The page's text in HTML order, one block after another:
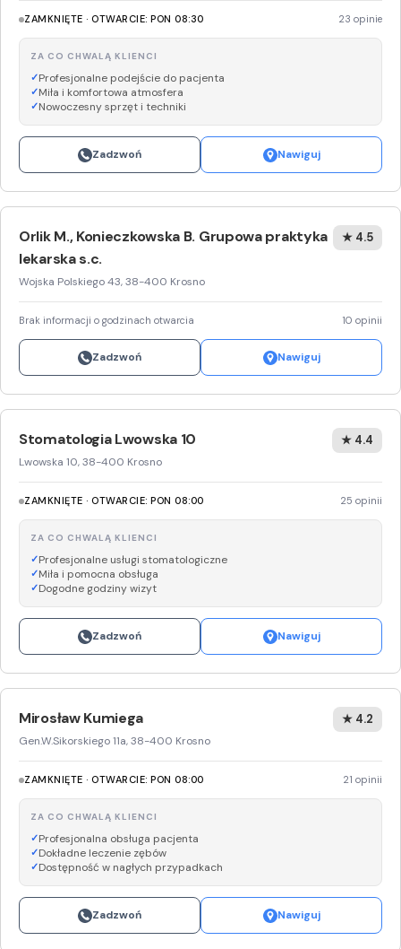
ZAMKNIĘTE · OTWARCIE: PON 08:30 23 opinie
ZA CO CHWALĄ KLIENCI
Profesjonalne podejście do pacjenta
Miła i komfortowa atmosfera
Nowoczesny sprzęt i techniki
Zadzwoń Nawiguj
Orlik M., Konieczkowska B. Grupowa praktyka
lekarska s.c.
Wojska Polskiego 43, 38-400 Krosno
★ 4.5
Brak informacji o godzinach otwarcia 10 opinii
Zadzwoń Nawiguj
Stomatologia Lwowska 10
Lwowska 10, 38-400 Krosno
★ 4.4
ZAMKNIĘTE · OTWARCIE: PON 08:00 25 opinii
ZA CO CHWALĄ KLIENCI
Profesjonalne usługi stomatologiczne
Miła i pomocna obsługa
Dogodne godziny wizyt
Zadzwoń Nawiguj
Mirosław Kumiega
Gen.W.Sikorskiego 11a, 38-400 Krosno
★ 4.2
ZAMKNIĘTE · OTWARCIE: PON 08:00 21 opinii
ZA CO CHWALĄ KLIENCI
Profesjonalna obsługa pacjenta
Dokładne leczenie zębów
Dostępność w nagłych przypadkach
Zadzwoń Nawiguj